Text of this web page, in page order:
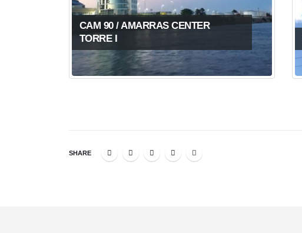
CAM 90 / AMARRAS CENTER
TORRE I
SHARE